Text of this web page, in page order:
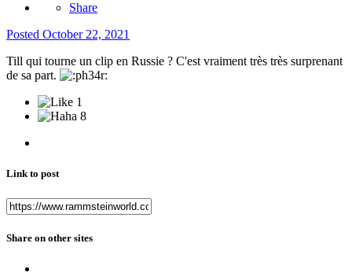
Share
Posted October 22, 2021
Till qui tourne un clip en Russie ? C'est vraiment très très surprenant
de sa part.
1
8
Link to post
Share on other sites